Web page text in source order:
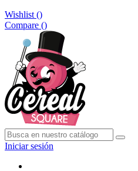
Wishlist ()
Compare ()
Iniciar sesión